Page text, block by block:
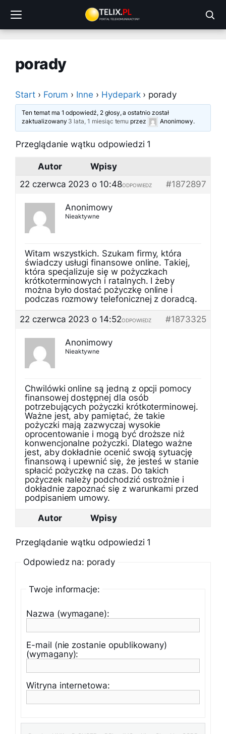
treści
porady
Start › Forum › Inne › Hydepark › porady
Ten temat ma 1 odpowiedź, 2 głosy, a ostatnio został
zaktualizowany 3 lata, 1 miesiąc temu przez Anonimowy.
Przeglądanie wątku odpowiedzi 1
Autor
Wpisy
22 czerwca 2023 o 10:48
#1872897
ODPOWIEDZ
Anonimowy
Nieaktywne
Witam wszystkich. Szukam firmy, która
świadczy usługi finansowe online. Takiej,
która specjalizuje się w pożyczkach
krótkoterminowych i ratalnych. I żeby
można było dostać pożyczkę online i
podczas rozmowy telefonicznej z doradcą.
22 czerwca 2023 o 14:52
#1873325
ODPOWIEDZ
Anonimowy
Nieaktywne
Chwilówki online są jedną z opcji pomocy
finansowej dostępnej dla osób
potrzebujących pożyczki krótkoterminowej.
Ważne jest, aby pamiętać, że takie
pożyczki mają zazwyczaj wysokie
oprocentowanie i mogą być droższe niż
konwencjonalne pożyczki. Dlatego ważne
jest, aby dokładnie ocenić swoją sytuację
finansową i upewnić się, że jesteś w stanie
spłacić pożyczkę na czas. Do takich
pożyczek należy podchodzić ostrożnie i
dokładnie zapoznać się z warunkami przed
podpisaniem umowy.
Autor
Wpisy
Przeglądanie wątku odpowiedzi 1
Odpowiedz na: porady
Twoje informacje:
Nazwa (wymagane):
E-mail (nie zostanie opublikowany)
(wymagany):
Witryna internetowa: